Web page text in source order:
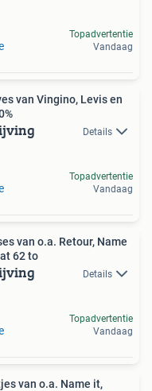
Topadvertentie
Vandaag
van Vingino, Levis en
Details
Topadvertentie
Vandaag
van o.a. Retour, Name
62 to
Details
Topadvertentie
Vandaag
van o.a. Name it,